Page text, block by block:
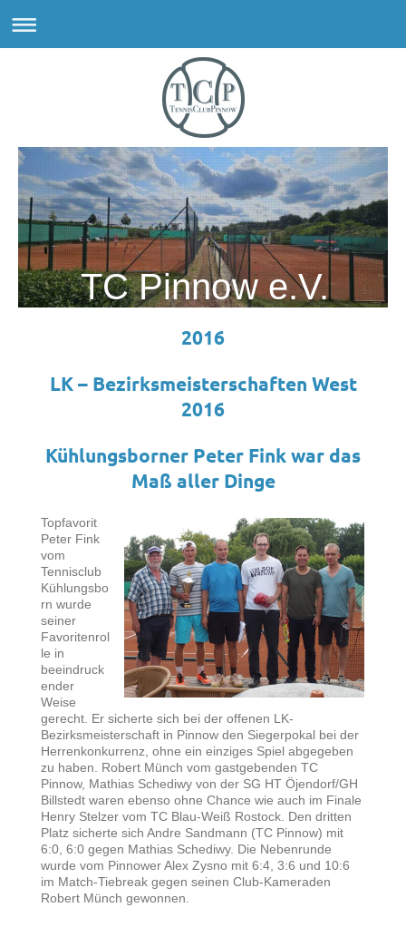
TC Pinnow e.V.
2016
LK – Bezirksmeisterschaften West
2016
Kühlungsborner Peter Fink war das
Maß aller Dinge
Topfavorit
Peter Fink
vom
Tennisclub
Kühlungsbo
rn wurde
seiner
Favoritenrol
le in
beeindruck
ender
Weise
gerecht. Er sicherte sich bei der offenen LK-
Bezirksmeisterschaft in Pinnow den Siegerpokal bei der
Herrenkonkurrenz, ohne ein einziges Spiel abgegeben
zu haben. Robert Münch vom gastgebenden TC
Pinnow, Mathias Schediwy von der SG HT Öjendorf/GH
Billstedt waren ebenso ohne Chance wie auch im Finale
Henry Stelzer vom TC Blau-Weiß Rostock. Den dritten
Platz sicherte sich Andre Sandmann (TC Pinnow) mit
6:0, 6:0 gegen Mathias Schediwy. Die Nebenrunde
wurde vom Pinnower Alex Zysno mit 6:4, 3:6 und 10:6
im Match-Tiebreak gegen seinen Club-Kameraden
Robert Münch gewonnen.